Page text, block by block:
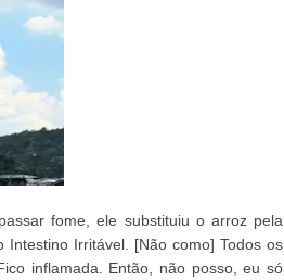
fome, ele substituiu o arroz pela
Irritável. [Não como] Todos os
inflamada. Então, não posso, eu só